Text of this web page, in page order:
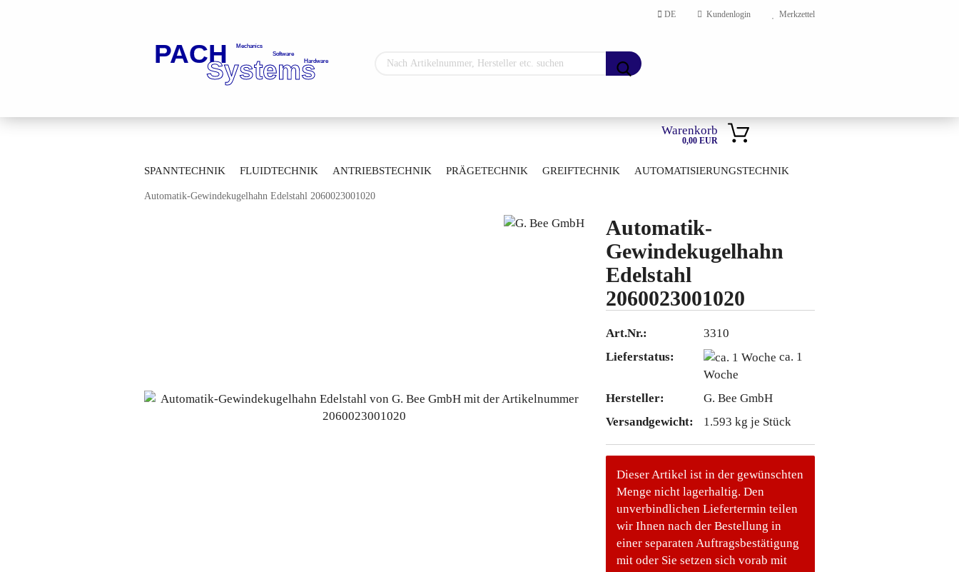
DE Kundenlogin
Passwort vergessen?
Merkzettel
Warenkorb
0,00 EUR
SPANNTECHNIK FLUIDTECHNIK ANTRIEBSTECHNIK PRÄGETECHNIK GREIFTECHNIK AUTOMATISIERUNGSTECHNIK
MESSTECHNIK LAGERTECHNIK ARTIKELÜBERSICHT
» »
Automatik-Gewindekugelhahn Edelstahl 2060023001020
Automatik-
Gewindekugelhahn
Edelstahl
2060023001020
Art.Nr.:
3310
Lieferstatus:
ca. 1
Woche
Hersteller:
G. Bee GmbH
Versandgewicht:
1.593 kg je Stück
Dieser Artikel ist in der gewünschten
Menge nicht lagerhaltig. Den
unverbindlichen Liefertermin teilen
wir Ihnen nach der Bestellung in
einer separaten Auftragsbestätigung
mit oder Sie setzen sich vorab mit